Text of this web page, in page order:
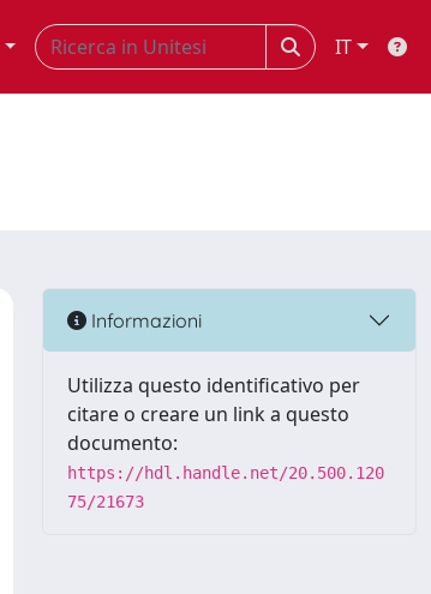
IT
Informazioni
Utilizza questo identificativo per
citare o creare un link a questo
documento:
https://hdl.handle.net/20.500.120
75/21673